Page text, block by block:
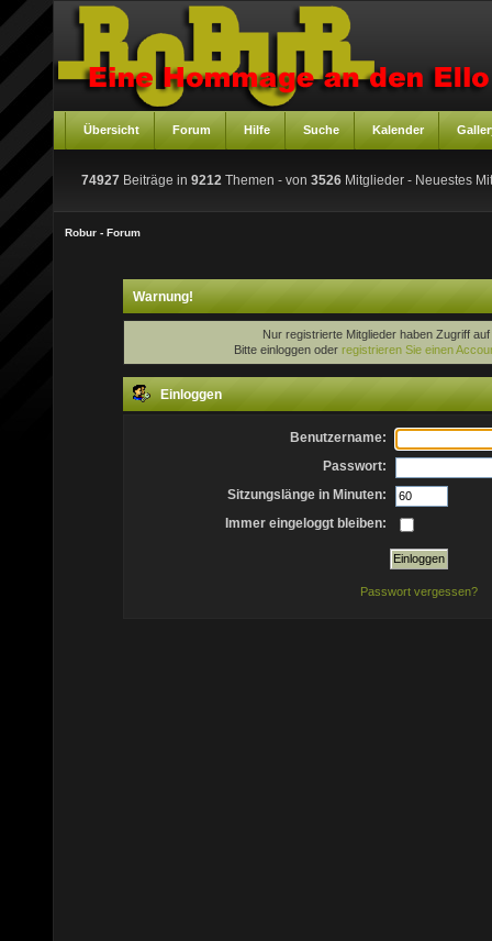
Übersicht Forum Hilfe Suche Kalender
74927 Beiträge in 9212 Themen - von 3526 Mitglieder - Neuestes
Robur - Forum
Warnung!
Nur registrierte Mitglieder haben Zugriff
Bitte einloggen oder registrieren Sie einen
Einloggen
Benutzername:
Passwort:
Sitzungslänge in Minuten:
Immer eingeloggt bleiben:
Passwort vergessen?